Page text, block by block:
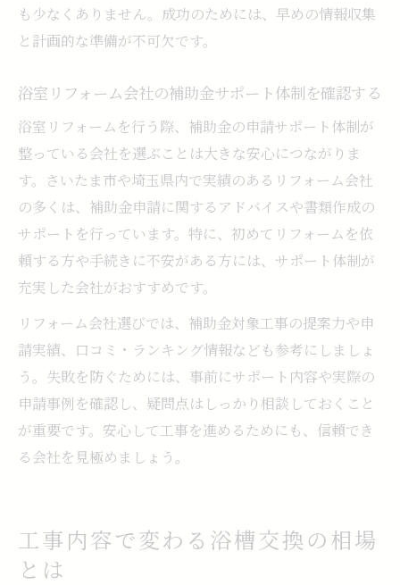
も少なくありません。成功のためには、早めの情報収集
と計画的な準備が不可欠です。
浴室リフォーム会社の補助金サポート体制を確認する
浴室リフォームを行う際、補助金の申請サポート体制が
整っている会社を選ぶことは大きな安心につながりま
す。さいたま市や埼玉県内で実績のあるリフォーム会社
の多くは、補助金申請に関するアドバイスや書類作成の
サポートを行っています。特に、初めてリフォームを依
頼する方や手続きに不安がある方には、サポート体制が
充実した会社がおすすめです。
リフォーム会社選びでは、補助金対象工事の提案力や申
請実績、口コミ・ランキング情報なども参考にしましょ
う。失敗を防ぐためには、事前にサポート内容や実際の
申請事例を確認し、疑問点はしっかり相談しておくこと
が重要です。安心して工事を進めるためにも、信頼でき
る会社を見極めましょう。
工事内容で変わる浴槽交換の相場
とは